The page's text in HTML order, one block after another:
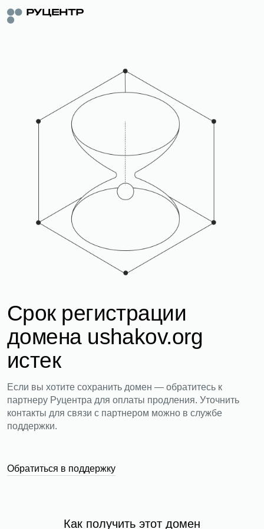
Срок регистрации
домена ushakov.org
истек
Если вы хотите сохранить домен — обратитесь к
партнеру Руцентра для оплаты продления. Уточнить
контакты для связи с партнером можно в службе
поддержки.
Обратиться в поддержку
Как получить этот домен